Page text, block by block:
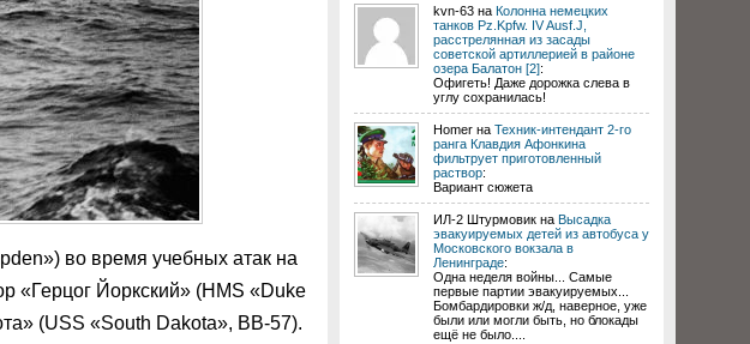
во время учебных атак на
«Герцог Йоркский» (HMS «Duke
(USS «South Dakota», BB-57).
kvn-63 на Колонна немецких
танков Pz.Kpfw. IV Ausf.J,
расстрелянная из засады
советской артиллерией в районе
озера Балатон [2]:
Офигеть! Даже дорожка слева в
углу сохранилась!
Homer на Техник-интендант 2-го
ранга Клавдия Афонкина
фильтрует приготовленный
раствор:
Вариант сюжета
ИЛ-2 Штурмовик на Высадка
эвакуируемых детей из автобуса у
Московского вокзала в
Ленинграде:
Одна неделя войны... Самые
первые партии эвакуируемых...
Бомбардировки ж/д, наверное, уже
были или могли быть, но блокады
ещё не было....